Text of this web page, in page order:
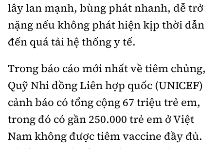
lây lan mạnh, bùng phát nhanh, dễ trở
nặng nếu không phát hiện kịp thời dẫn
đến quá tải hệ thống y tế.
Trong báo cáo mới nhất về tiêm chủng,
Quỹ Nhi đồng Liên hợp quốc (UNICEF)
cảnh báo có tổng cộng 67 triệu trẻ em,
trong đó có gần 250.000 trẻ em ở Việt
Nam không được tiêm vaccine đầy đủ.